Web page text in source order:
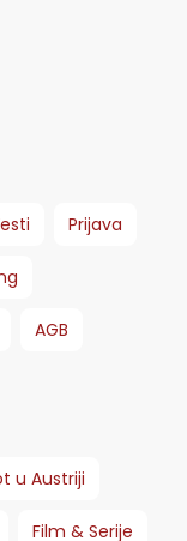
Prijava
AGB
u Austriji
Film & Serije